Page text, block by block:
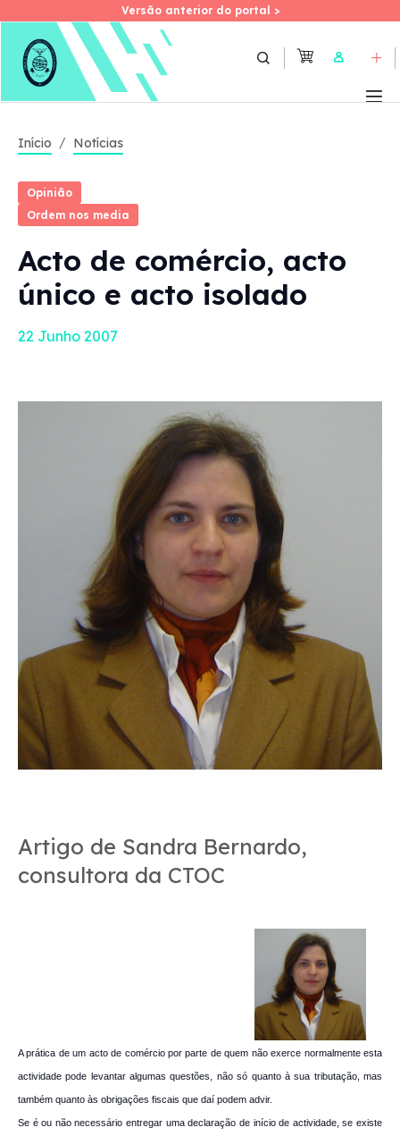
Skip
Versão anterior do portal >
Versão anterior do portal >
User
Início Notícias
Opinião
Ordem nos media
Acto de comércio, acto
único e acto isolado
22 Junho 2007
Artigo de Sandra Bernardo,
consultora da CTOC
A prática de um acto de comércio por parte de quem não exerce normalmente esta
actividade pode levantar algumas questões, não só quanto à sua tributação, mas
também quanto às obrigações fiscais que daí podem advir.
Se é ou não necessário entregar uma declaração de início de actividade, se existe